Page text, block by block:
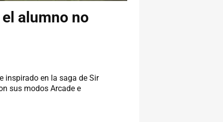
alumno no
inspirado en la saga de Sir
sus modos Arcade e